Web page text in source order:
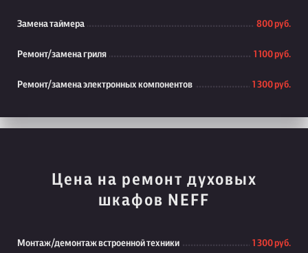
Замена таймера 800 руб.
Ремонт/замена гриля 1 100 руб.
Ремонт/замена электронных компонентов 1 300 руб.
Цена на ремонт духовых
шкафов NEFF
Монтаж/демонтаж встроенной техники 1 300 руб.